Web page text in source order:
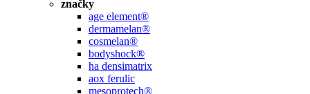
značky
age element®
dermamelan®
cosmelan®
bodyshock®
ha densimatrix
aox ferulic
mesoprotech®